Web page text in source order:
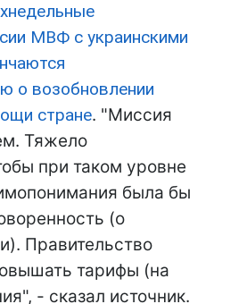
МВФ с украинскими
о возобновлении
стране. "Миссия
Тяжело
при таком уровне
была бы
(о
Правительство
тарифы (на
- сказал источник.